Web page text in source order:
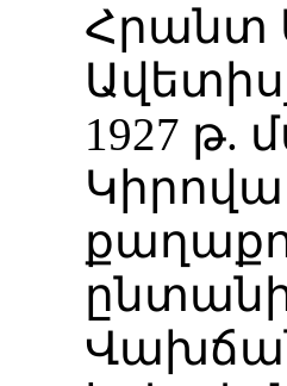
Հրանտ
1927 թ.